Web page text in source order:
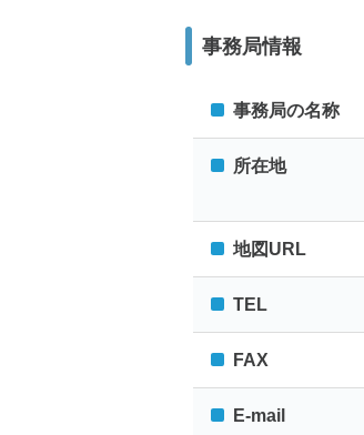
事務局情報
事務局の名称
所在地
地図URL
TEL
FAX
E-mail